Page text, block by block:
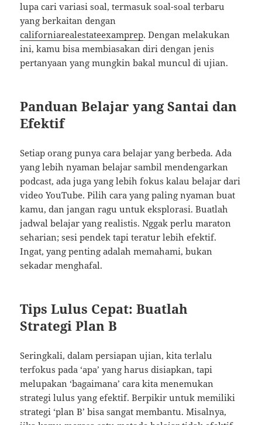
lupa cari variasi soal, termasuk soal-soal terbaru
yang berkaitan dengan
californiarealestateexamprep. Dengan melakukan
ini, kamu bisa membiasakan diri dengan jenis
pertanyaan yang mungkin bakal muncul di ujian.
Panduan Belajar yang Santai dan
Efektif
Setiap orang punya cara belajar yang berbeda. Ada
yang lebih nyaman belajar sambil mendengarkan
podcast, ada juga yang lebih fokus kalau belajar dari
video YouTube. Pilih cara yang paling nyaman buat
kamu, dan jangan ragu untuk eksplorasi. Buatlah
jadwal belajar yang realistis. Nggak perlu maraton
seharian; sesi pendek tapi teratur lebih efektif.
Ingat, yang penting adalah memahami, bukan
sekadar menghafal.
Tips Lulus Cepat: Buatlah
Strategi Plan B
Seringkali, dalam persiapan ujian, kita terlalu
terfokus pada ‘apa’ yang harus disiapkan, tapi
melupakan ‘bagaimana’ cara kita menemukan
strategi lulus yang efektif. Berpikir untuk memiliki
strategi ‘plan B’ bisa sangat membantu. Misalnya,